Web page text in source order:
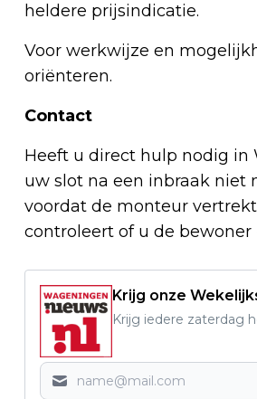
heldere prijsindicatie.
Voor werkwijze en
oriënteren.
Contact
Heeft u direct hulp nodig
uw slot na een inbraak niet
voordat de monteur
controleert of u de
Krijg onze
Krijg iedere zaterdag